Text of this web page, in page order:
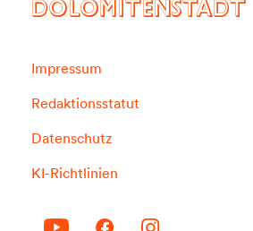
DOLOMITENSTADT
Impressum
Redaktionsstatut
Datenschutz
KI-Richtlinien